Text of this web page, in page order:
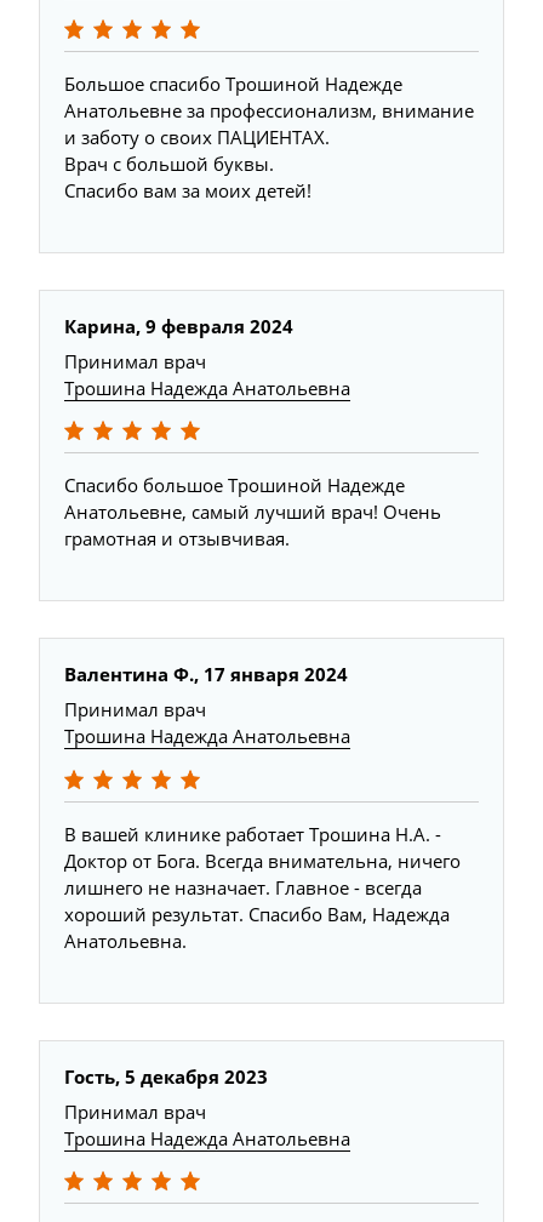
Большое спасибо Трошиной Надежде
Анатольевне за профессионализм, внимание
и заботу о своих ПАЦИЕНТАХ.
Врач с большой буквы.
Спасибо вам за моих детей!
Карина, 9 февраля 2024
Принимал врач
Трошина Надежда Анатольевна
Спасибо большое Трошиной Надежде
Анатольевне, самый лучший врач! Очень
грамотная и отзывчивая.
Валентина Ф., 17 января 2024
Принимал врач
Трошина Надежда Анатольевна
В вашей клинике работает Трошина Н.А. -
Доктор от Бога. Всегда внимательна, ничего
лишнего не назначает. Главное - всегда
хороший результат. Спасибо Вам, Надежда
Анатольевна.
Гость, 5 декабря 2023
Принимал врач
Трошина Надежда Анатольевна